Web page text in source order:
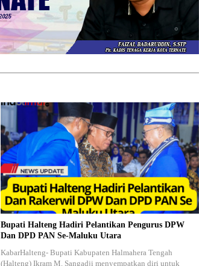
Bupati Halteng Hadiri Pelantikan Pengurus DPW
Dan DPD PAN Se-Maluku Utara
KabarHalteng- Bupati Kabupaten Halmahera Tengah
(Halteng) Ikram M. Sangadji menyempatkan diri untuk